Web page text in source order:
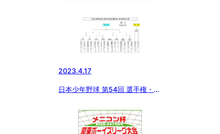
2023.4.17
日本少年野球 第54回 選手権・第
選の組み合わせ